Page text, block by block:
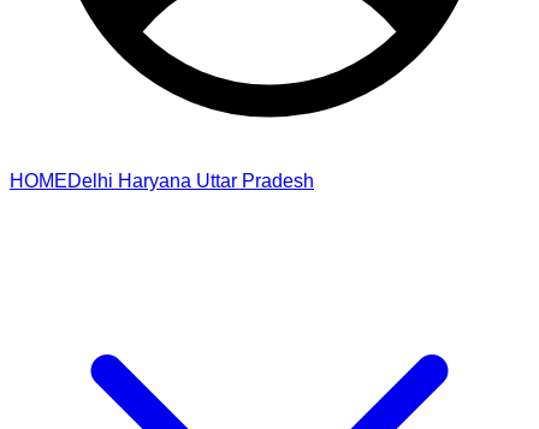
HOMEDelhi Haryana Uttar Pradesh